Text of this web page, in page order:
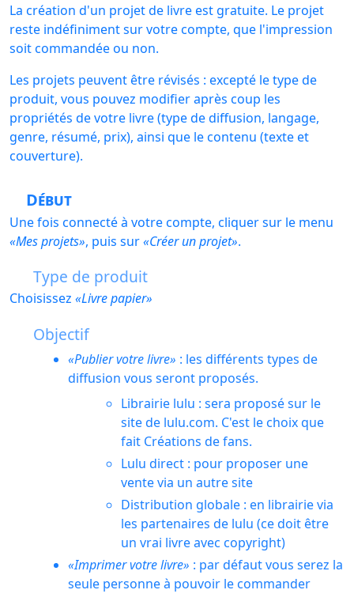
La création d'un projet de livre est gratuite. Le projet
reste indéfiniment sur votre compte, que l'impression
soit commandée ou non.
Les projets peuvent être révisés : excepté le type de
produit, vous pouvez modifier après coup les
propriétés de votre livre (type de diffusion, langage,
genre, résumé, prix), ainsi que le contenu (texte et
couverture).
Début
Une fois connecté à votre compte, cliquer sur le menu
Mes projets , puis sur Créer un projet .
Type de produit
Choisissez Livre papier
Objectif
Publier votre livre : les différents types de
diffusion vous seront proposés.
Librairie lulu : sera proposé sur le
site de lulu.com. C'est le choix que
fait Créations de fans.
Lulu direct : pour proposer une
vente via un autre site
Distribution globale : en librairie via
les partenaires de lulu (ce doit être
un vrai livre avec copyright)
Imprimer votre livre : par défaut vous serez la
seule personne à pouvoir le commander